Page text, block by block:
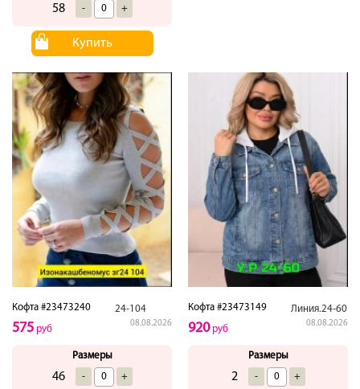
58 - +
Купить
Кофта #23473240 24-104
08.08.2026
575 руб
Размеры
46 - +
Кофта #23473149 Линия.24-60
08.08.2026
920руб
Размеры
2 - +